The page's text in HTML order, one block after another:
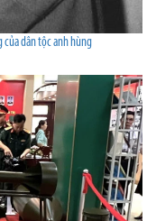
của dân tộc anh hùng